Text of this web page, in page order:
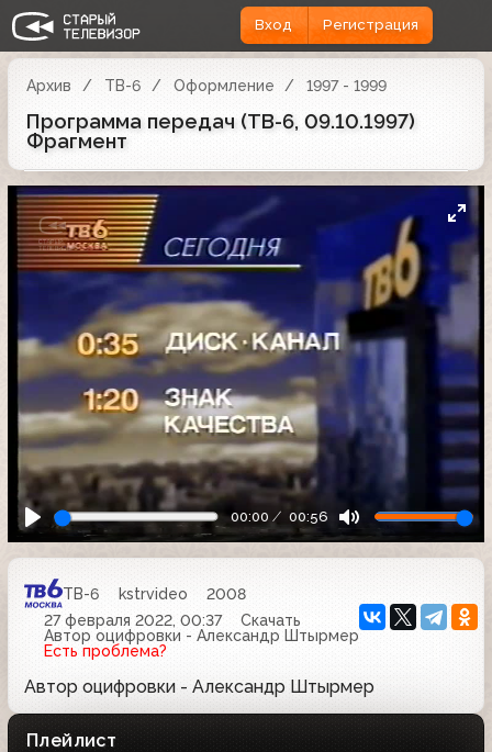
Вход Регистрация
Архив ТВ-6 Оформление 1997 - 1999
Программа передач (ТВ-6, 09.10.1997)
Фрагмент
00:00 00:56
ТВ-6 kstrvideo
2008
27 февраля 2022, 00:37
Скачать
Автор оцифровки - Александр Штырмер
Есть проблема?
Автор оцифровки - Александр Штырмер
Плейлист